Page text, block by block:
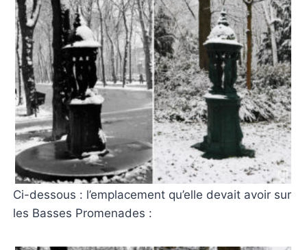
Ci-dessous : l’emplacement qu’elle devait avoir sur
les Basses Promenades :